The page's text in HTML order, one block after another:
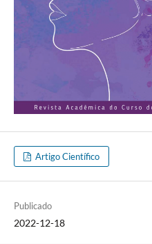
Artigo Científico
Publicado
2022-12-18